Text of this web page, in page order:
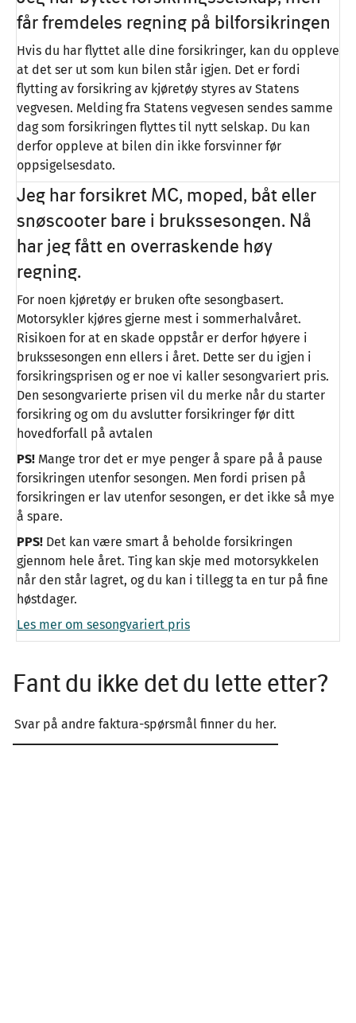
får fremdeles regning på bilforsikringen
Hvis du har flyttet alle dine forsikringer, kan du oppleve
at det ser ut som kun bilen står igjen. Det er fordi
flytting av forsikring av kjøretøy styres av Statens
vegvesen. Melding fra Statens vegvesen sendes samme
dag som forsikringen flyttes til nytt selskap. Du kan
derfor oppleve at bilen din ikke forsvinner før
oppsigelsesdato.
Jeg har forsikret MC, moped, båt eller
snøscooter bare i brukssesongen. Nå
har jeg fått en overraskende høy
regning.
For noen kjøretøy er bruken ofte sesongbasert.
Motorsykler kjøres gjerne mest i sommerhalvåret.
Risikoen for at en skade oppstår er derfor høyere i
brukssesongen enn ellers i året. Dette ser du igjen i
forsikringsprisen og er noe vi kaller sesongvariert pris.
Den sesongvarierte prisen vil du merke når du starter
forsikring og om du avslutter forsikringer før ditt
hovedforfall på avtalen
PS! Mange tror det er mye penger å spare på å pause
forsikringen utenfor sesongen. Men fordi prisen på
forsikringen er lav utenfor sesongen, er det ikke så mye
å spare.
PPS! Det kan være smart å beholde forsikringen
gjennom hele året. Ting kan skje med motorsykkelen
når den står lagret, og du kan i tillegg ta en tur på fine
høstdager.
Les mer om sesongvariert pris
Fant du ikke det du lette etter?
Svar på andre faktura-spørsmål finner du her.